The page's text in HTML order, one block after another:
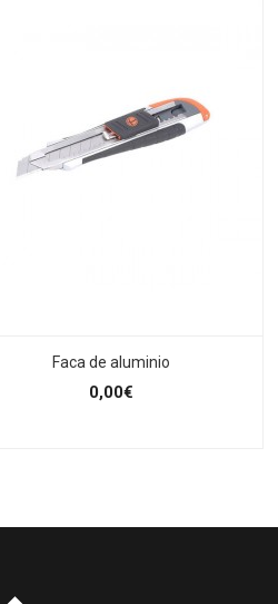
Faca de aluminio
0,00€